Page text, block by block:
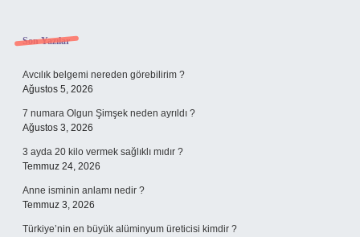
Sidebar
Son Yazılar
Avcılık belgemi nereden görebilirim ?
Ağustos 5, 2026
7 numara Olgun Şimşek neden ayrıldı ?
Ağustos 3, 2026
3 ayda 20 kilo vermek sağlıklı mıdır ?
Temmuz 24, 2026
Anne isminin anlamı nedir ?
Temmuz 3, 2026
Türkiye’nin en büyük alüminyum üreticisi kimdir ?